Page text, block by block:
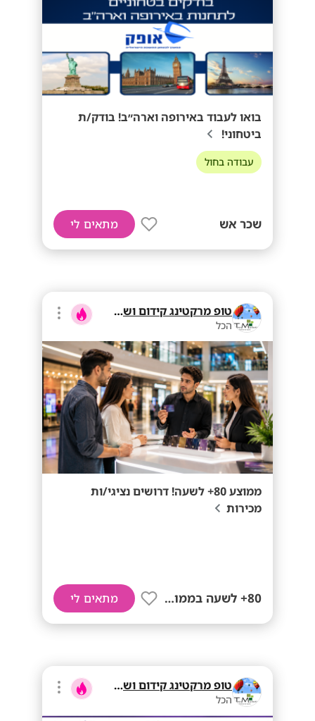
בואו לעבוד באירופה וארה״ב! בודק/ת
ביטחוני!
עבודה בחול
שכר אש מתאים לי
טופ מרקטינג קידום ושיווק בע"מ
הכל
ממוצע 80+ לשעה! דרושים נציגי/ות
מכירות
80+ לשעה בממוצע מתאים לי
טופ מרקטינג קידום ושיווק בע"מ
הכל